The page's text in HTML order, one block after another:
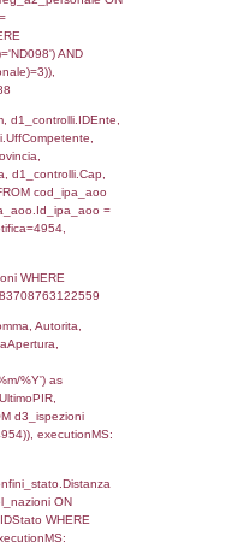
AS provincia,
as
i ON
JOIN
= n.CodiceUnivoco LEFT
ON a1.ComuneStab =
LEFT JOIN el_province
el_prov.IstProvincia
executionMS:
as
as RegioneST,
as
as RegioneSL FROM
LEFT JOIN el_comuni
=
ON